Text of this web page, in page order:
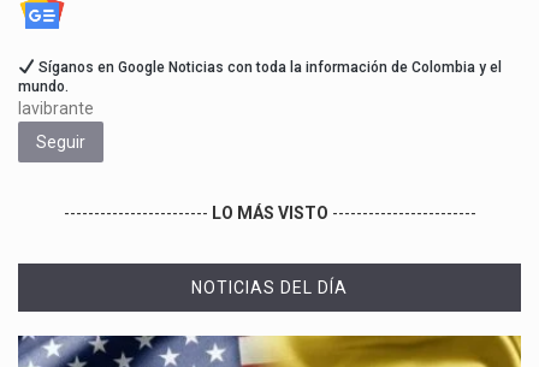
Síganos en Google Noticias con toda la información de Colombia y el
mundo.
lavibrante
Seguir
------------------------ LO MÁS VISTO ------------------------
NOTICIAS DEL DÍA